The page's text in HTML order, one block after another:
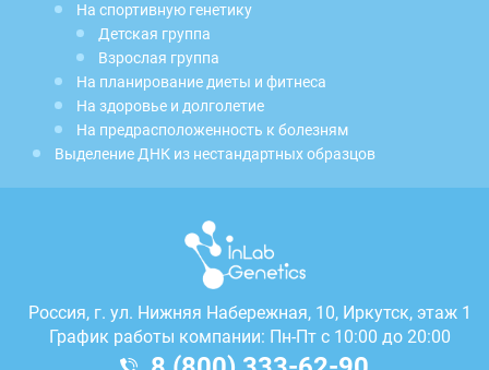
На спортивную генетику
Детская группа
Взрослая группа
На планирование диеты и фитнеса
На здоровье и долголетие
На предрасположенность к болезням
Выделение ДНК из нестандартных образцов
Россия, г. ул. Нижняя Набережная, 10, Иркутск, этаж 1
График работы компании: Пн-Пт с 10:00 до 20:00